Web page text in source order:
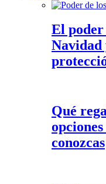
El poder
Navidad
Qué
conozcas